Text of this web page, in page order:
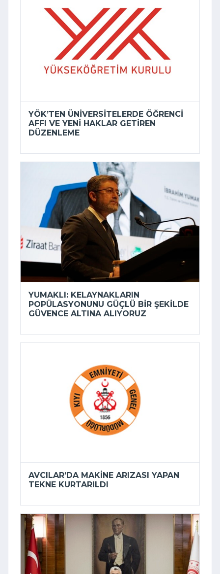
YÖK’TEN ÜNIVERSITELERDE ÖĞRENCI
AFFI VE YENI HAKLAR GETIREN
DÜZENLEME
YUMAKLI: KELAYNAKLARIN
POPÜLASYONUNU GÜÇLÜ BIR ŞEKILDE
GÜVENCE ALTINA ALIYORUZ
AVCILAR’DA MAKINE ARIZASI YAPAN
TEKNE KURTARILDI